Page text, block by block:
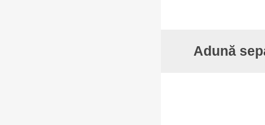
Adună